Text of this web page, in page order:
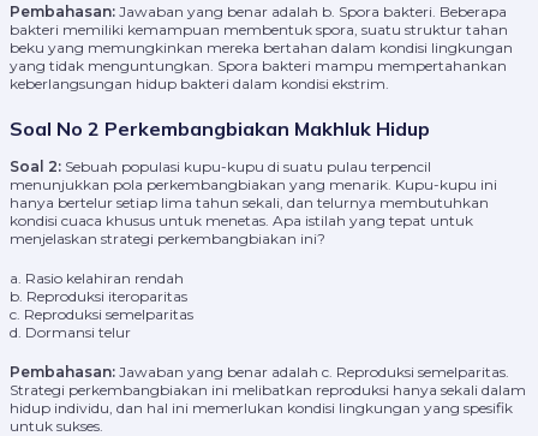
Pembahasan: Jawaban yang benar adalah b. Spora bakteri. Beberapa
bakteri memiliki kemampuan membentuk spora, suatu struktur tahan
beku yang memungkinkan mereka bertahan dalam kondisi lingkungan
yang tidak menguntungkan. Spora bakteri mampu mempertahankan
keberlangsungan hidup bakteri dalam kondisi ekstrim.
Soal No 2 Perkembangbiakan Makhluk Hidup
Soal 2: Sebuah populasi kupu-kupu di suatu pulau terpencil
menunjukkan pola perkembangbiakan yang menarik. Kupu-kupu ini
hanya bertelur setiap lima tahun sekali, dan telurnya membutuhkan
kondisi cuaca khusus untuk menetas. Apa istilah yang tepat untuk
menjelaskan strategi perkembangbiakan ini?
a. Rasio kelahiran rendah
b. Reproduksi iteroparitas
c. Reproduksi semelparitas
d. Dormansi telur
Pembahasan: Jawaban yang benar adalah c. Reproduksi semelparitas.
Strategi perkembangbiakan ini melibatkan reproduksi hanya sekali dalam
hidup individu, dan hal ini memerlukan kondisi lingkungan yang spesifik
untuk sukses.